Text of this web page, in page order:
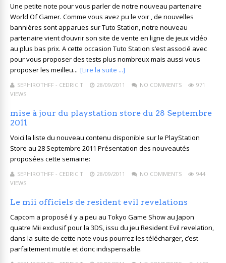
Une petite note pour vous parler de notre nouveau partenaire
World Of Gamer. Comme vous avez pu le voir , de nouvelles
bannières sont apparues sur Tuto Station, notre nouveau
partenaire vient d’ouvrir son site de vente en ligne de jeux vidéo
au plus bas prix. A cette occasion Tuto Station s’est associé avec
pour vous proposer des tests plus nombreux mais aussi vous
proposer les meilleu... [Lire la suite ...]
SEPHIROTHFF - CEDRIC T 28/09/2011 NO COMMENTS
971
VIEWS
mise à jour du playstation store du 28 Septembre
2011
Voici la liste du nouveau contenu disponible sur le PlayStation
Store au 28 Septembre 2011 Présentation des nouveautés
proposées cette semaine:
SEPHIROTHFF - CEDRIC T 28/09/2011 NO COMMENTS
944
VIEWS
Le mii officiels de resident evil revelations
Capcom a proposé il y a peu au Tokyo Game Show au Japon
quatre Mii exclusif pour la 3DS, issu du jeu Resident Evil revelation,
dans la suite de cette note vous pourrez les télécharger, c’est
parfaitement inutile et donc indispensable.